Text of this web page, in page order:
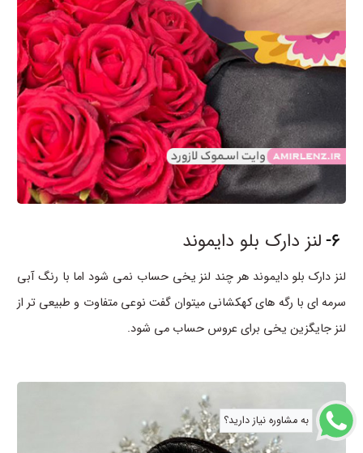
6- لنز دارک بلو دایموند
لنز دارک بلو دایموند هر چند لنز یخی حساب نمی شود اما با رنگ آبی
سرمه ای با رگه های کهکشانی میتوان گفت نوعی متفاوت و طبیعی تر از
لنز جایگزین یخی برای عروس حساب می شود.
به مشاوره نیاز دارید؟